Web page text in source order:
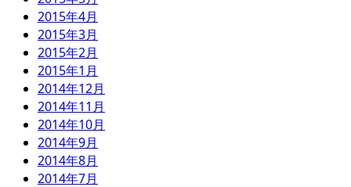
2015年4月
2015年3月
2015年2月
2015年1月
2014年12月
2014年11月
2014年10月
2014年9月
2014年8月
2014年7月